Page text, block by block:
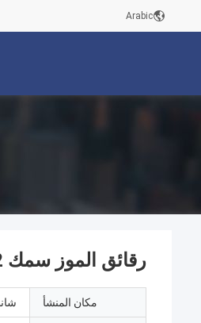
Arabic
رقائق الموز سمك 2-3mm Joyshine شوبر بطاطا زرع آلة للبطاطا المجمدة
مكان المنشأ